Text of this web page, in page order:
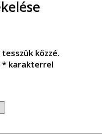
közzé.
*karakterrel